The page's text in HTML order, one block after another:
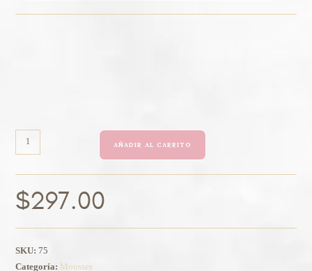
AÑADIR AL CARRITO
$297.00
SKU: 75
Categoría: Mousses